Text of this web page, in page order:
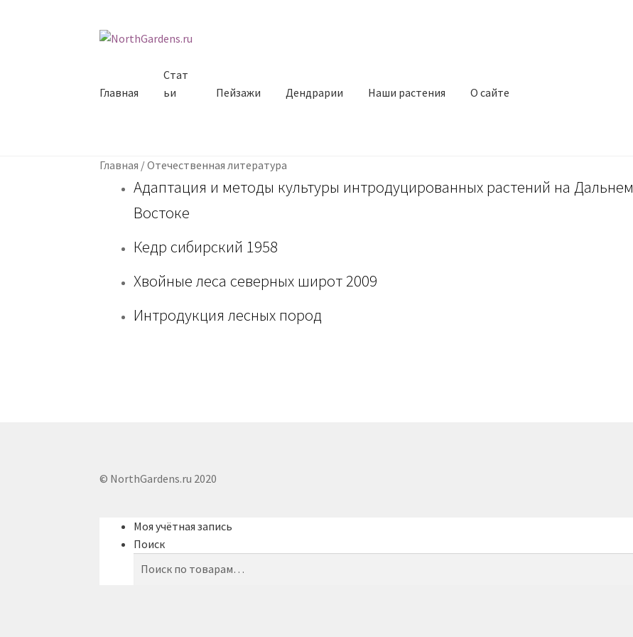
Перейти к навигации
Перейти к содержимому
Главная
Стат
ьи
Пейзажи Дендрарии Наши растения О сайте
Главная /Отечественная литература
Адаптация и методы культуры интродуцированных растений на Дальнем
Востоке
Кедр сибирский 1958
Хвойные леса северных широт 2009
Интродукция лесных пород
© NorthGardens.ru 2020
Моя учётная запись
Поиск
Искать:
Поиск